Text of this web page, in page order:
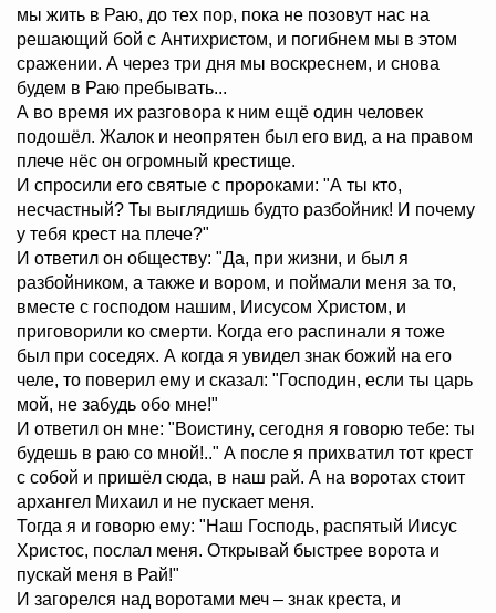
мы жить в Раю, до тех пор, пока не позовут нас на
решающий бой с Антихристом, и погибнем мы в этом
сражении. А через три дня мы воскреснем, и снова
будем в Раю пребывать...
А во время их разговора к ним ещё один человек
подошёл. Жалок и неопрятен был его вид, а на правом
плече нёс он огромный крестище.
И спросили его святые с пророками: "А ты кто,
несчастный? Ты выглядишь будто разбойник! И почему
у тебя крест на плече?"
И ответил он обществу: "Да, при жизни, и был я
разбойником, а также и вором, и поймали меня за то,
вместе с господом нашим, Иисусом Христом, и
приговорили ко смерти. Когда его распинали я тоже
был при соседях. А когда я увидел знак божий на его
челе, то поверил ему и сказал: "Господин, если ты царь
мой, не забудь обо мне!"
И ответил он мне: "Воистину, сегодня я говорю тебе: ты
будешь в раю со мной!.." А после я прихватил тот крест
с собой и пришёл сюда, в наш рай. А на воротах стоит
архангел Михаил и не пускает меня.
Тогда я и говорю ему: "Наш Господь, распятый Иисус
Христос, послал меня. Открывай быстрее ворота и
пускай меня в Рай!"
И загорелся над воротами меч – знак креста, и